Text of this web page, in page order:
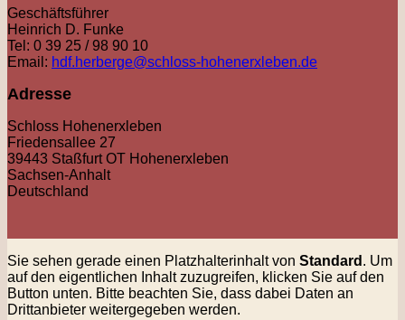
Geschäftsführer
Heinrich D. Funke
Tel: 0 39 25 / 98 90 10
Email: hdf.herberge@schloss-hohenerxleben.de
Adresse
Schloss Hohenerxleben
Friedensallee 27
39443 Staßfurt OT Hohenerxleben
Sachsen-Anhalt
Deutschland
Sie sehen gerade einen Platzhalterinhalt von Standard . Um
auf den eigentlichen Inhalt zuzugreifen, klicken Sie auf den
Button unten. Bitte beachten Sie, dass dabei Daten an
Drittanbieter weitergegeben werden.